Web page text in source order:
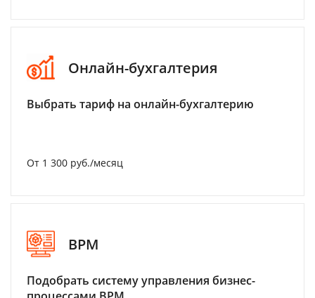
Онлайн-бухгалтерия
Выбрать тариф на онлайн-бухгалтерию
От 1 300 руб./месяц
BPM
Подобрать систему управления бизнес-